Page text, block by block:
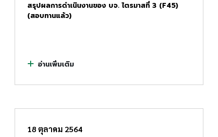
สรุปผลการดำเนินงานของ บจ. ไตรมาสที่ 3 (F45)
(สอบทานแล้ว)
อ่านเพิ่มเติม
18 ตุลาคม 2564